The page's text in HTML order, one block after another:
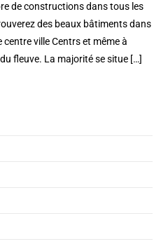
de constructions dans tous les
des beaux bâtiments dans
centre ville Centrs et même à
fleuve. La majorité se situe […]